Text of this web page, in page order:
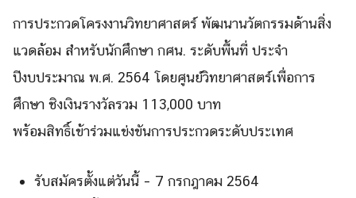
การประกวดโครงงานวิทยาศาสตร์ พัฒนานวัตกรรมด้านสิ่ง
แวดล้อม สำหรับนักศึกษา กศน. ระดับพื้นที่ ประจำ
ปีงบประมาณ พ.ศ. 2564 โดยศูนย์วิทยาศาสตร์เพื่อการ
ศึกษา ชิงเงินรางวัลรวม 113,000 บาท
พร้อมสิทธิ์เข้าร่วมแข่งขันการประกวดระดับประเทศ
รับสมัครตั้งแต่วันนี้ – 7 กรกฎาคม 2564